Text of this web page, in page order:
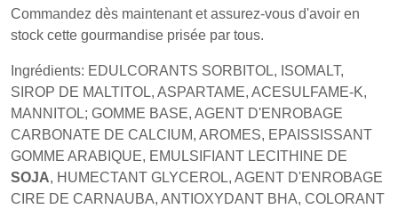
Commandez dès maintenant et assurez-vous d'avoir en
stock cette gourmandise prisée par tous.
Ingrédients: EDULCORANTS SORBITOL, ISOMALT,
SIROP DE MALTITOL, ASPARTAME, ACESULFAME-K,
MANNITOL; GOMME BASE, AGENT D'ENROBAGE
CARBONATE DE CALCIUM, AROMES, EPAISSISSANT
GOMME ARABIQUE, EMULSIFIANT LECITHINE DE
SOJA, HUMECTANT GLYCEROL, AGENT D'ENROBAGE
CIRE DE CARNAUBA, ANTIOXYDANT BHA, COLORANT